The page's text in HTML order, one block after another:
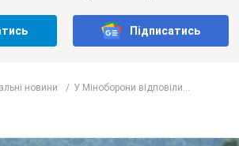
Підписатись
новини У Міноборони відповіли...